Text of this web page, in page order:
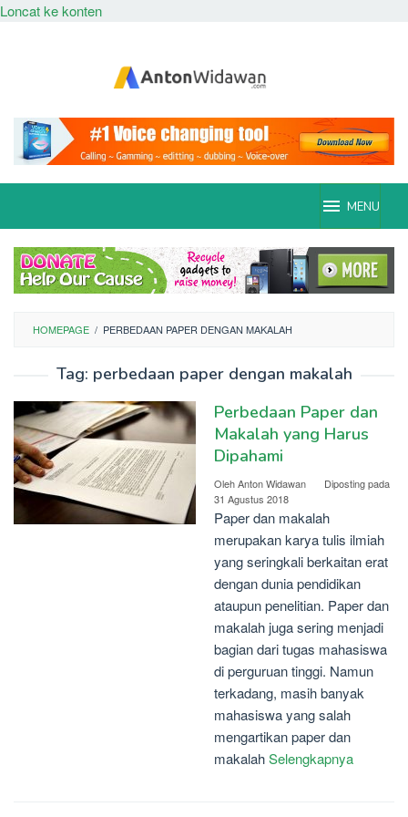
Loncat ke konten
MENU
HOMEPAGE / PERBEDAAN PAPER DENGAN MAKALAH
Tag: perbedaan paper dengan makalah
Perbedaan Paper dan
Makalah yang Harus
Dipahami
OlehAnton Widawan
Diposting pada
31 Agustus 2018
Paper dan makalah
merupakan karya tulis ilmiah
yang seringkali berkaitan erat
dengan dunia pendidikan
ataupun penelitian. Paper dan
makalah juga sering menjadi
bagian dari tugas mahasiswa
di perguruan tinggi. Namun
terkadang, masih banyak
mahasiswa yang salah
mengartikan paper dan
makalahSelengkapnya